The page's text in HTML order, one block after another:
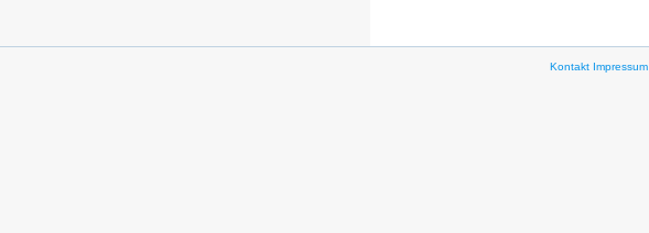
Kontakt Impressum